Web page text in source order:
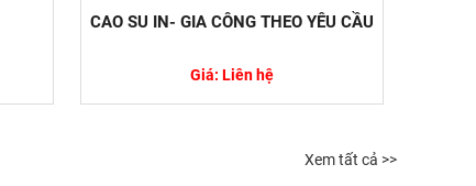
CAO SU IN- GIA CÔNG THEO YÊU CẦU
Giá: Liên hệ
Xem tất cả >>